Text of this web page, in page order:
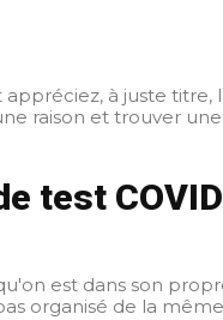
à juste titre,
raison et trouver
test COVID
est dans son
organisé de la